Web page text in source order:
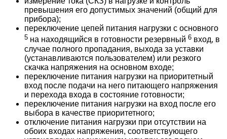
превышения его допустимых значений (общий для
прибора);
переключение цепей питания нагрузки с основного
5 на находящийся в готовности резервный 6 вход, в
случае полного пропадания, выхода за уставки
(устанавливаются пользователем) или резкого
скачка напряжения на основном входе;
переключение питания нагрузки на приоритетный
вход после подачи на него питающего напряжения
и перехода входа в состояние готовности;
переключение питания нагрузки на вход после его
выбора в качестве приоритетного;
отключение питания нагрузки при отсутствии на
обоих входах напряжения, соответствующего